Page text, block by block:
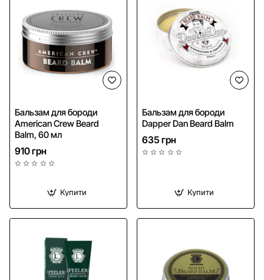
Бальзам для бороди
American Crew Beard
Balm, 60 мл
910 грн
Купити
Бальзам для бороди
Dapper Dan Beard Balm
635 грн
Купити